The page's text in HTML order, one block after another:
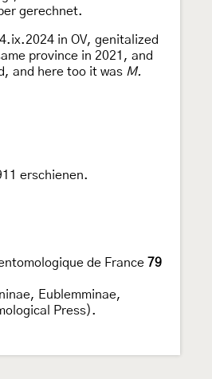
gerechnet.
in OV, genitalized
province in 2021, and
and here too it was M.
erschienen.
de France 79
Eublemminae,
Press).